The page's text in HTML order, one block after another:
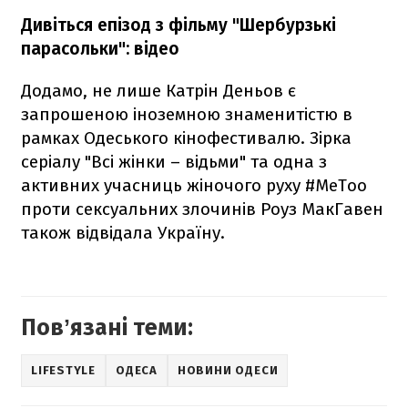
Дивіться епізод з фільму "Шербурзькі
парасольки": відео
Додамо, не лише Катрін Деньов є
запрошеною іноземною знаменитістю в
рамках Одеського кінофестивалю. Зірка
серіалу "Всі жінки – відьми" та одна з
активних учасниць жіночого руху #MeToo
проти сексуальних злочинів Роуз МакГавен
також відвідала Україну.
Повʼязані теми:
LIFESTYLE ОДЕСА НОВИНИ ОДЕСИ